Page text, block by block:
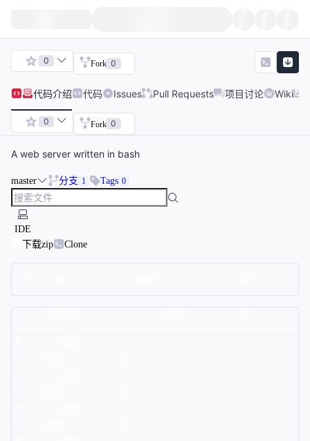
0 Fork 0
代码介绍 代码 Issues Pull Requests 项目讨论 Wiki
0 Fork 0
A web server written in bash
master 分支 1 Tags 0
IDE
下载zip
Clone